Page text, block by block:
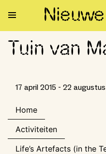
Tuin van
Tuin van
17 april 2015 - 22
Home
Activiteiten
Life’s Artefacts (in the